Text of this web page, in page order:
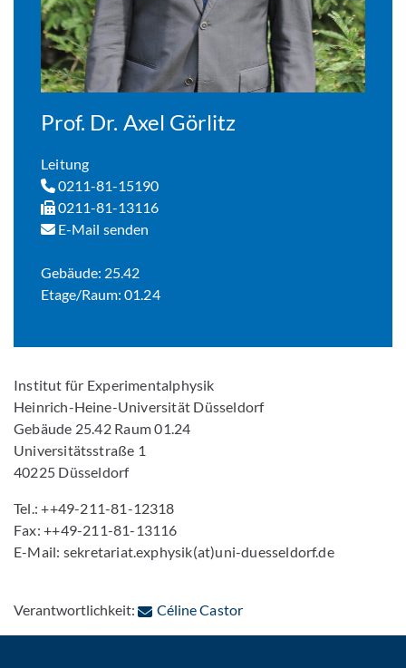
Prof. Dr. Axel Görlitz
Leitung
0211-81-15190
0211-81-13116
E-Mail senden
Gebäude: 25.42
Etage/Raum: 01.24
Institut für Experimentalphysik
Heinrich-Heine-Universität Düsseldorf
Gebäude 25.42 Raum 01.24
Universitätsstraße 1
40225 Düsseldorf
Tel.: ++49-211-81-12318
Fax: ++49-211-81-13116
E-Mail: sekretariat.exphysik(at)uni-duesseldorf.de
Verantwortlichkeit: Céline Castor: Per E-Mail kontaktieren